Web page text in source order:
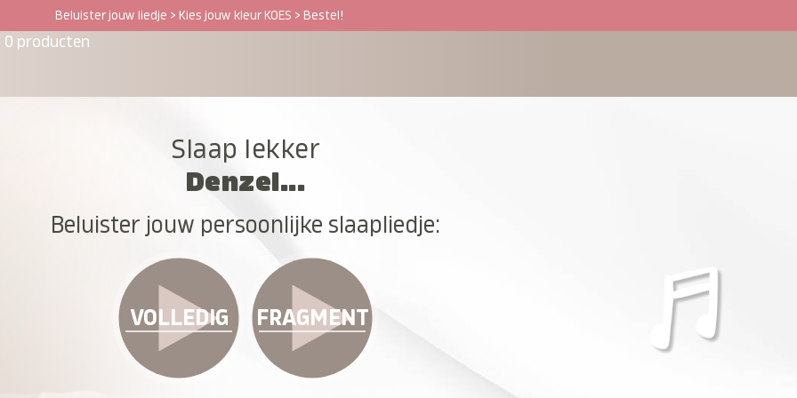
Beluister jouw liedje > Kies jouw kleur KOES > Bestel!
0 producten
Slaap lekker
Denzel...
Beluister jouw persoonlijke slaapliedje:
VOLLEDIG FRAGMENT